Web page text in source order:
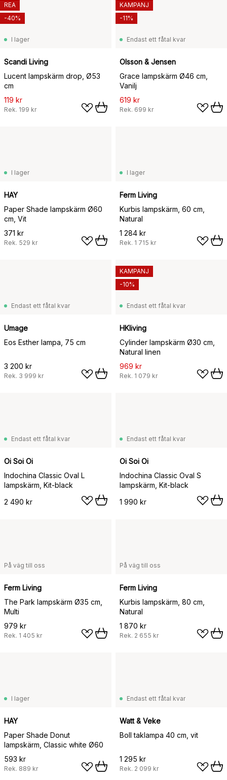
I lager
Scandi Living
Lucent lampskärm drop, Ø53
cm
119 kr
Rek. 199 kr
REA
-40%
Endast ett fåtal kvar
Olsson & Jensen
Grace lampskärm Ø46 cm,
Vanilj
619 kr
Rek. 699 kr
KAMPANJ
-11%
I lager
HAY
Paper Shade lampskärm Ø60
cm, Vit
371 kr
Rek. 529 kr
I lager
Ferm Living
Kurbis lampskärm, 60 cm,
Natural
1 284 kr
Rek. 1 715 kr
Endast ett fåtal kvar
Umage
Eos Esther lampa, 75 cm
3 200 kr
Rek. 3 999 kr
Endast ett fåtal kvar
HKliving
Cylinder lampskärm Ø30 cm,
Natural linen
969 kr
Rek. 1 079 kr
KAMPANJ
-10%
Endast ett fåtal kvar
Oi Soi Oi
Indochina Classic Oval L
lampskärm, Kit-black
2 490 kr
Endast ett fåtal kvar
Oi Soi Oi
Indochina Classic Oval S
lampskärm, Kit-black
1 990 kr
På väg till oss
Ferm Living
The Park lampskärm Ø35 cm,
Multi
979 kr
Rek. 1 405 kr
På väg till oss
Ferm Living
Kurbis lampskärm, 80 cm,
Natural
1 870 kr
Rek. 2 655 kr
I lager
HAY
Paper Shade Donut
lampskärm, Classic white Ø60
593 kr
Rek. 889 kr
Endast ett fåtal kvar
Watt & Veke
Boll taklampa 40 cm, vit
1 295 kr
Rek. 2 099 kr